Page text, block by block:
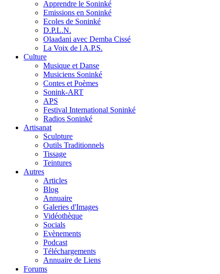
Apprendre le Soninké
Emissions en Soninké
Ecoles de Soninké
D.P.L.N.
Olaadani avec Demba Cissé
La Voix de l A.P.S.
Culture
Musique et Danse
Musiciens Soninké
Contes et Poèmes
Sonink-ART
APS
Festival International Soninké
Radios Soninké
Artisanat
Sculpture
Outils Traditionnels
Tissage
Teintures
Autres
Articles
Blog
Annuaire
Galeries d'Images
Vidéothèque
Socials
Evènements
Podcast
Téléchargements
Annuaire de Liens
Forums